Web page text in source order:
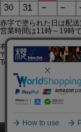
赤字で塗られた日は配送
営業時間は11時～19時で
有限会社ジップジップ
〒650-0021 神戸市中央
Tel:078-332-2013
SSL/TLSとは?